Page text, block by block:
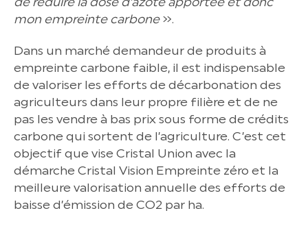
mon empreinte carbone».
Dans un marché demandeur de produits à
empreinte carbone faible, il est indispensable
de valoriser les efforts de décarbonation des
agriculteurs dans leur propre filière et de ne
pas les vendre à bas prix sous forme de crédits
carbone qui sortent de l’agriculture. C’est cet
objectif que vise Cristal Union avec la
démarche Cristal Vision Empreinte zéro et la
meilleure valorisation annuelle des efforts de
baisse d’émission de CO2 par ha.